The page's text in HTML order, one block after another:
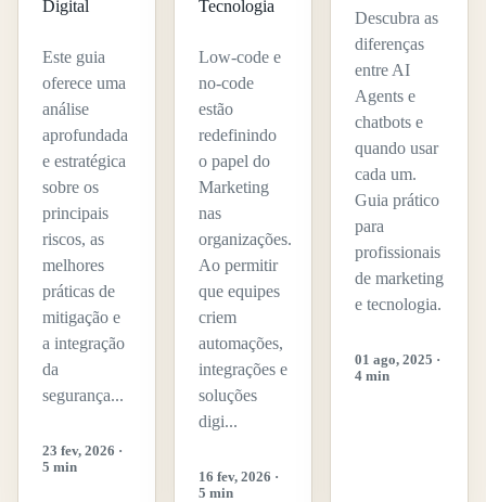
Digital
Este guia
oferece uma
análise
aprofundada
e estratégica
sobre os
principais
riscos, as
melhores
práticas de
mitigação e
a integração
da
segurança...
23 fev, 2026 ·
5 min
Tecnologia
Low-code e
no-code
estão
redefinindo
o papel do
Marketing
nas
organizações.
Ao permitir
que equipes
criem
automações,
integrações e
soluções
digi...
16 fev, 2026 ·
5 min
Descubra as
diferenças
entre AI
Agents e
chatbots e
quando usar
cada um.
Guia prático
para
profissionais
de marketing
e tecnologia.
01 ago, 2025 ·
4 min